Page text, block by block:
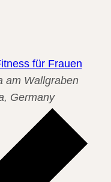
für Frauen
am Wallgraben
Germany